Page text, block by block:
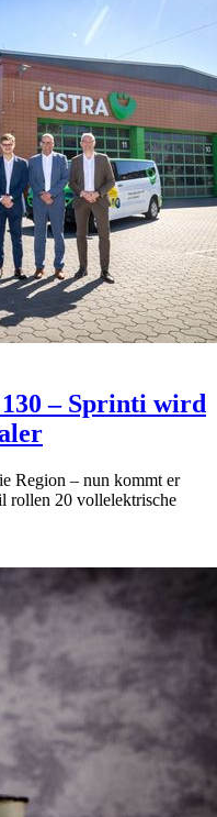
– Sprinti wird
Region – nun kommt er
rollen 20 vollelektrische